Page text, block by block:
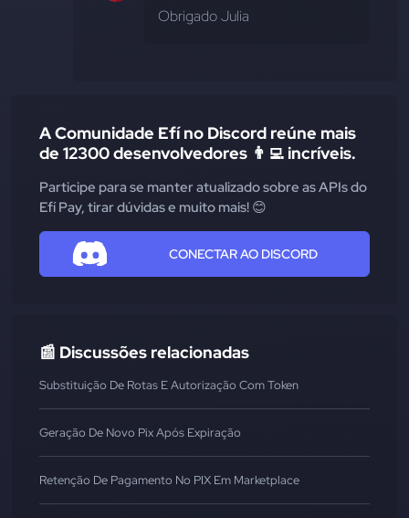
Obrigado Julia
A Comunidade Efí no Discord reúne mais
de 12300 desenvolvedores 👨‍💻 incríveis.
Participe para se manter atualizado sobre as APIs do
Efí Pay, tirar dúvidas e muito mais! 😊
CONECTAR AO DISCORD
📰 Discussões relacionadas
Substituição De Rotas E Autorização Com Token
Geração De Novo Pix Após Expiração
Retenção De Pagamento No PIX Em Marketplace